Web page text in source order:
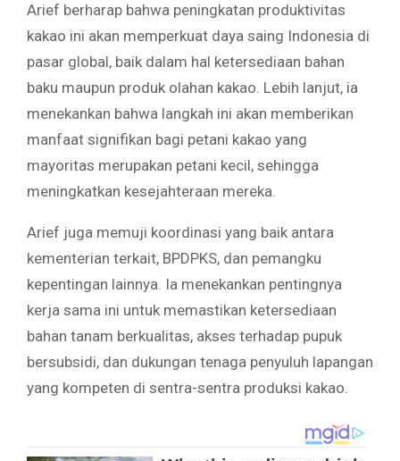
Arief berharap bahwa peningkatan produktivitas
kakao ini akan memperkuat daya saing Indonesia di
pasar global, baik dalam hal ketersediaan bahan
baku maupun produk olahan kakao. Lebih lanjut, ia
menekankan bahwa langkah ini akan memberikan
manfaat signifikan bagi petani kakao yang
mayoritas merupakan petani kecil, sehingga
meningkatkan kesejahteraan mereka.
Arief juga memuji koordinasi yang baik antara
kementerian terkait, BPDPKS, dan pemangku
kepentingan lainnya. Ia menekankan pentingnya
kerja sama ini untuk memastikan ketersediaan
bahan tanam berkualitas, akses terhadap pupuk
bersubsidi, dan dukungan tenaga penyuluh lapangan
yang kompeten di sentra-sentra produksi kakao.